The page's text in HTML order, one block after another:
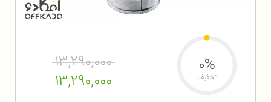
13,290,000
13,290,000
0%
تخفیف